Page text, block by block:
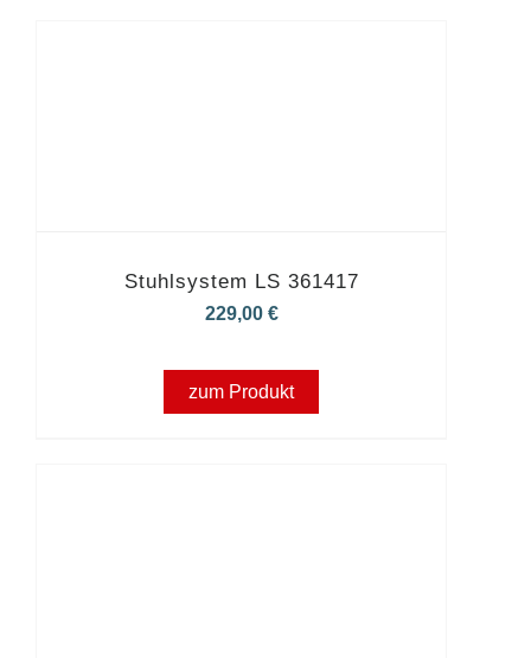
Stuhlsystem LS 361417
229,00 €
zum Produkt